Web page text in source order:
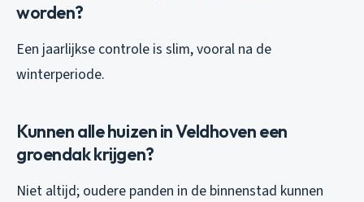
worden?
Een jaarlijkse controle is slim, vooral na de
winterperiode.
Kunnen alle huizen in Veldhoven een
groendak krijgen?
Niet altijd; oudere panden in de binnenstad kunnen